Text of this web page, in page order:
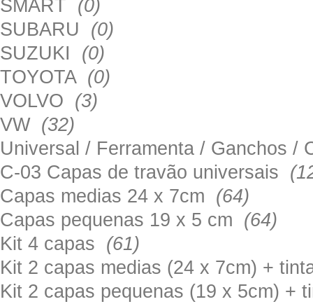
SMART (0)
SUBARU (0)
SUZUKI (0)
TOYOTA (0)
VOLVO (3)
VW (32)
Universal / Ferramenta / Ganchos
C-03 Capas de travão universais
Capas medias 24 x 7cm (64)
Capas pequenas 19 x 5 cm (64)
Kit 4 capas (61)
Kit 2 capas medias (24 x 7cm) +
Kit 2 capas pequenas (19 x 5cm) +